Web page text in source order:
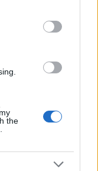
the
una domanda
se
evitato di
riferimento
la visita. Gli
iniziativa
a Gaza”,
alla